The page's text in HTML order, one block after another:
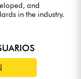
and
in the industry.